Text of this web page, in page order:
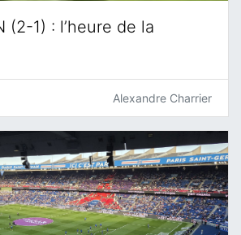
(2-1) : l’heure de la
Alexandre Charrier